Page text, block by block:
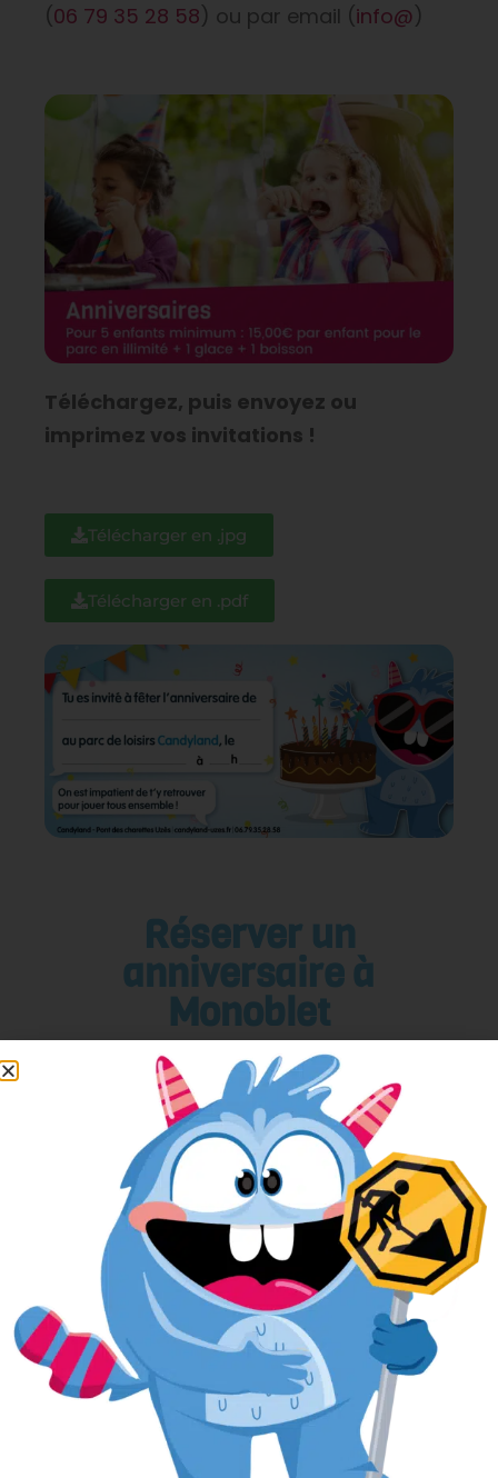
(06 79 35 28 58) ou par email (info@)
Téléchargez, puis envoyez ou
imprimez vos invitations !
Télécharger en .jpg
Télécharger en .pdf
Réserver un
anniversaire à
Monoblet
Pour réserver votre anniversaire
facilement, remplissez le formulaire ci-
après.
L’anniversaire sera alors réservé dans
notre planning, et si nous avons besoin
de vous contacter, nous aurons toutes
vos informations sous la main.